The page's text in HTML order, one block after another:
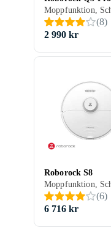
(8)
2 990 kr
Roborock S8
(6)
6 716 kr